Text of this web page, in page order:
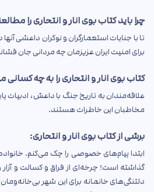
چرا باید کتاب بوی انار و انتحاری را
تا با جنایات استعمارگران و نوکران داعشی
برای امنیت ایران عزیزمان چه مردانی جان
کتاب بوی انار و انتحاری را به چه کسانی
علاقه‌مندان به تاریخ جنگ با داعش، ادبیات
مخاطبان این خاطرات هستند.
برشی از کتاب بوی انار و انتحاری:
ابتدا پیام‌های خصوصی را چک می‌کنم.
گذاشته است؛ چرخه‌ای از فراق و کسالت و آزار
دلتنگی‌های خانمانه برای این شهر